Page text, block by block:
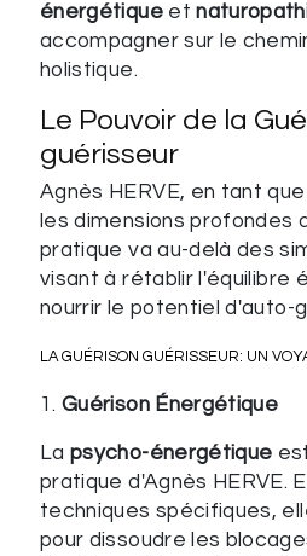
énergétiqueet
accompagner sur le
holistique.
Le Pouvoir de la
guérisseur
Agnès HERVE, en tant
les dimensions profondes
pratique va au-delà des
visant à rétablir l'équilibre
nourrir le potentiel d'auto-
LA GUÉRISON GUÉRISSEUR: UN
1.Guérison Énergétique
Lapsycho-énergétique
pratique d'Agnès HERVE.
techniques spécifiques,
pour dissoudre les